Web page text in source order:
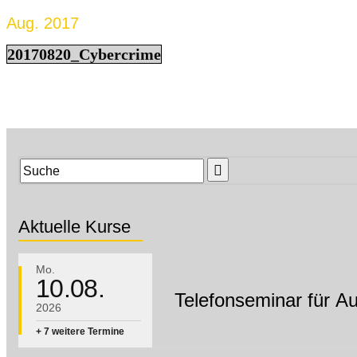
Aug. 2017
20170820_Cybercrime
Suche:
Aktuelle Kurse
Mo.
10.08.
2026
+ 7 weitere Termine
Telefonseminar für